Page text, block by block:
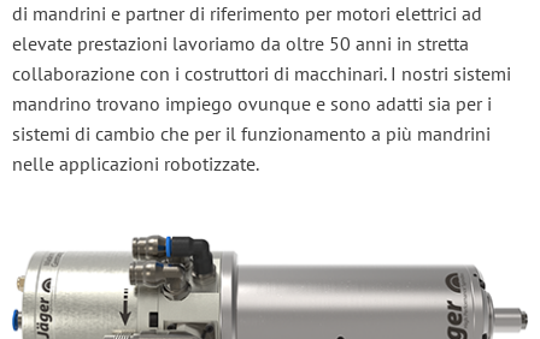
di mandrini e partner di riferimento per motori elettrici ad
elevate prestazioni lavoriamo da oltre 50 anni in stretta
collaborazione con i costruttori di macchinari. I nostri sistemi
mandrino trovano impiego ovunque e sono adatti sia per i
sistemi di cambio che per il funzionamento a più mandrini
nelle applicazioni robotizzate.